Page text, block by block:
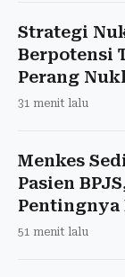
Strategi
Berpotensi
Perang
31 menit lalu
Menkes
Pasien
Pentingnya
51 menit lalu